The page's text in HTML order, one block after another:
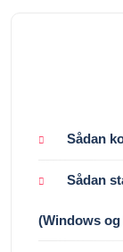
Sådan
Sådan
(Windows og